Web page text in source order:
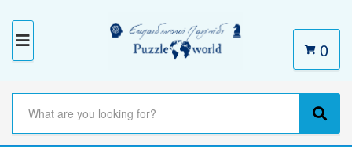
M
N
U
a
t
S
a
r
S
e
a
0